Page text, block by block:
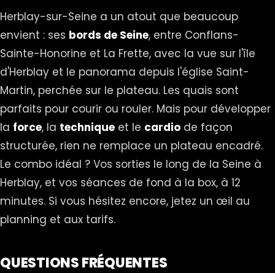
Herblay-sur-Seine a un atout que beaucoup
envient : ses bords de Seine, entre Conflans-
Sainte-Honorine et La Frette, avec la vue sur l'île
d'Herblay et le panorama depuis l'église Saint-
Martin, perchée sur le plateau. Les quais sont
parfaits pour courir ou rouler. Mais pour développer
la force, la technique et le cardio de façon
structurée, rien ne remplace un plateau encadré.
Le combo idéal ? Vos sorties le long de la Seine à
Herblay, et vos séances de fond à la box, à 12
minutes. Si vous hésitez encore, jetez un œil au
planning et aux tarifs.
QUESTIONS FRÉQUENTES